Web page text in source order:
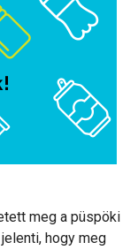
meg a püspöki
hogy meg